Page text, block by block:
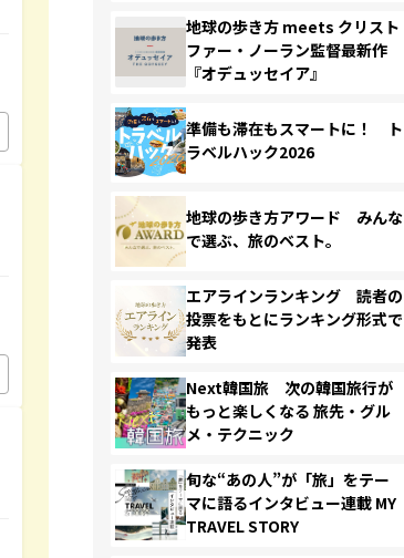
地球の歩き方 meets クリスト
ファー・ノーラン監督最新作
『オデュッセイア』
準備も滞在もスマートに！ ト
ラベルハック2026
地球の歩き方アワード みんな
で選ぶ、旅のベスト。
エアラインランキング 読者の
投票をもとにランキング形式で
発表
Next韓国旅 次の韓国旅行が
もっと楽しくなる 旅先・グル
メ・テクニック
旬な“あの人”が「旅」をテー
マに語るインタビュー連載 MY
TRAVEL STORY